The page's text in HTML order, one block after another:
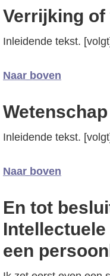
Verrijking
Inleidende tekst.
Naar boven
Inleidende tekst.
Naar boven
En tot
een